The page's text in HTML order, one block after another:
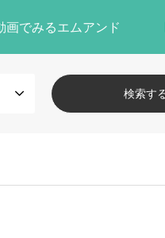
画でみるエムアンド